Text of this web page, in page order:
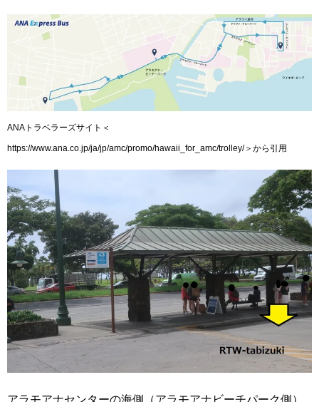
ANAトラベラーズサイト＜
https://www.ana.co.jp/ja/jp/amc/promo/hawaii_for_amc/trolley/＞から引用
アラモアナセンターの海側（アラモアナビーチパーク側）